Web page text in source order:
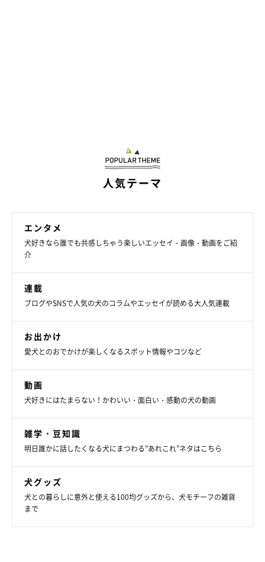
人気テーマ
エンタメ
犬好きなら誰でも共感しちゃう楽しいエッセイ・画像・動画をご紹
介
連載
ブログやSNSで人気の犬のコラムやエッセイが読める大人気連載
お出かけ
愛犬とのおでかけが楽しくなるスポット情報やコツなど
動画
犬好きにはたまらない！かわいい・面白い・感動の犬の動画
雑学・豆知識
明日誰かに話したくなる犬にまつわる”あれこれ”ネタはこちら
犬グッズ
犬との暮らしに意外と使える100均グッズから、犬モチーフの雑貨
まで